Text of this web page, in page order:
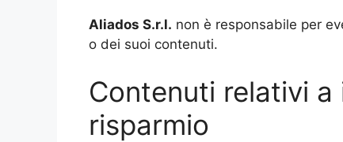
Aliados S.r.l. non è responsabile per
o dei suoi contenuti.
Contenuti relativi
risparmio